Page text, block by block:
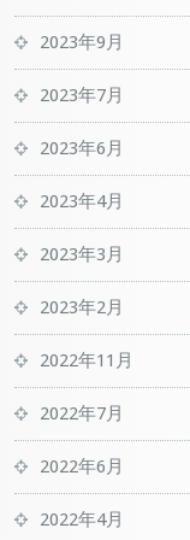
2023年9月
2023年7月
2023年6月
2023年4月
2023年3月
2023年2月
2022年11月
2022年7月
2022年6月
2022年4月